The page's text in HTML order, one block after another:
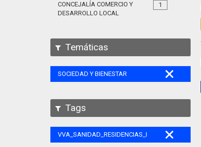
1
CONCEJALÍA COMERCIO Y
DESARROLLO LOCAL
Temáticas
SOCIEDAD Y BIENESTAR
Tags
VVA_SANIDAD_RESIDENCIAS_MAYORES_105